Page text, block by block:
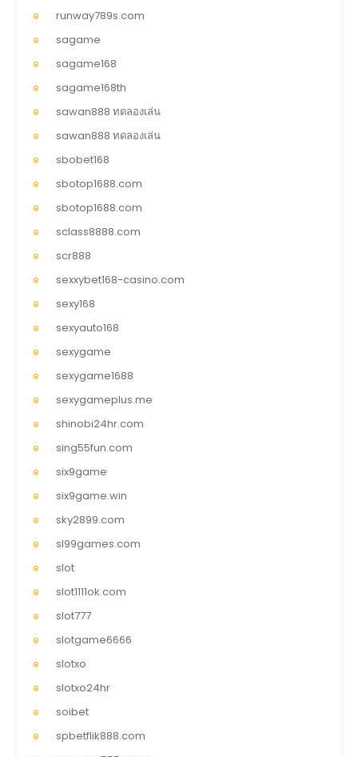
runway789s.com
sagame
sagame168
sagame168th
sawan888 ทดลองเล่น
sawan888 ทดลองเล่น
sbobet168
sbotop1688.com
sbotop1688.com
sclass8888.com
scr888
sexxybet168-casino.com
sexy168
sexyauto168
sexygame
sexygame1688
sexygameplus.me
shinobi24hr.com
sing55fun.com
six9game
six9game.win
sky2899.com
sl99games.com
slot
slot1111ok.com
slot777
slotgame6666
slotxo
slotxo24hr
soibet
spbetflik888.com